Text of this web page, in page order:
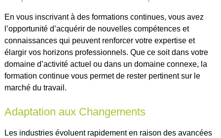
En vous inscrivant à des formations continues, vous avez
l’opportunité d’acquérir de nouvelles compétences et
connaissances qui peuvent renforcer votre expertise et
élargir vos horizons professionnels. Que ce soit dans votre
domaine d’activité actuel ou dans un domaine connexe, la
formation continue vous permet de rester pertinent sur le
marché du travail.
Adaptation aux Changements
Les industries évoluent rapidement en raison des avancées